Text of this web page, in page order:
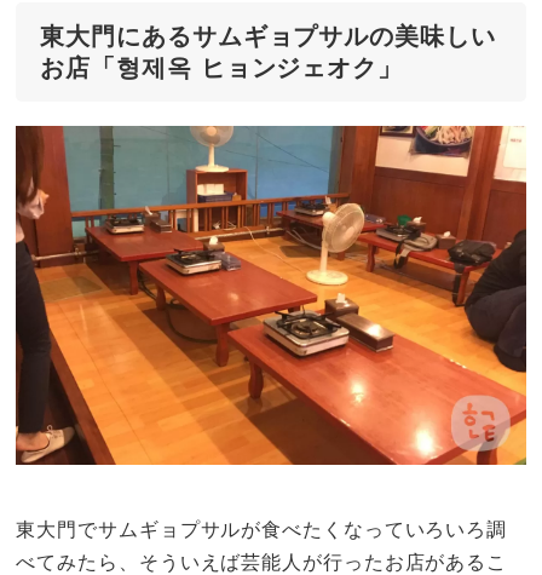
東大門にあるサムギョプサルの美味しい
お店「형제옥 ヒョンジェオク」
東大門でサムギョプサルが食べたくなっていろいろ調
べてみたら、そういえば芸能人が行ったお店があるこ